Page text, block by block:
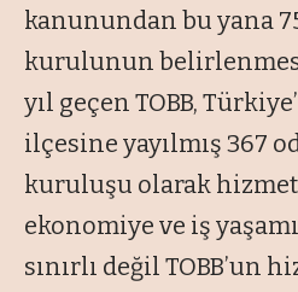
kanunundan bu yana
kurulunun
yıl geçen TOBB,
ilçesine yayılmış 367
kuruluşu olarak
ekonomiye ve iş
sınırlı değil TOBB’un